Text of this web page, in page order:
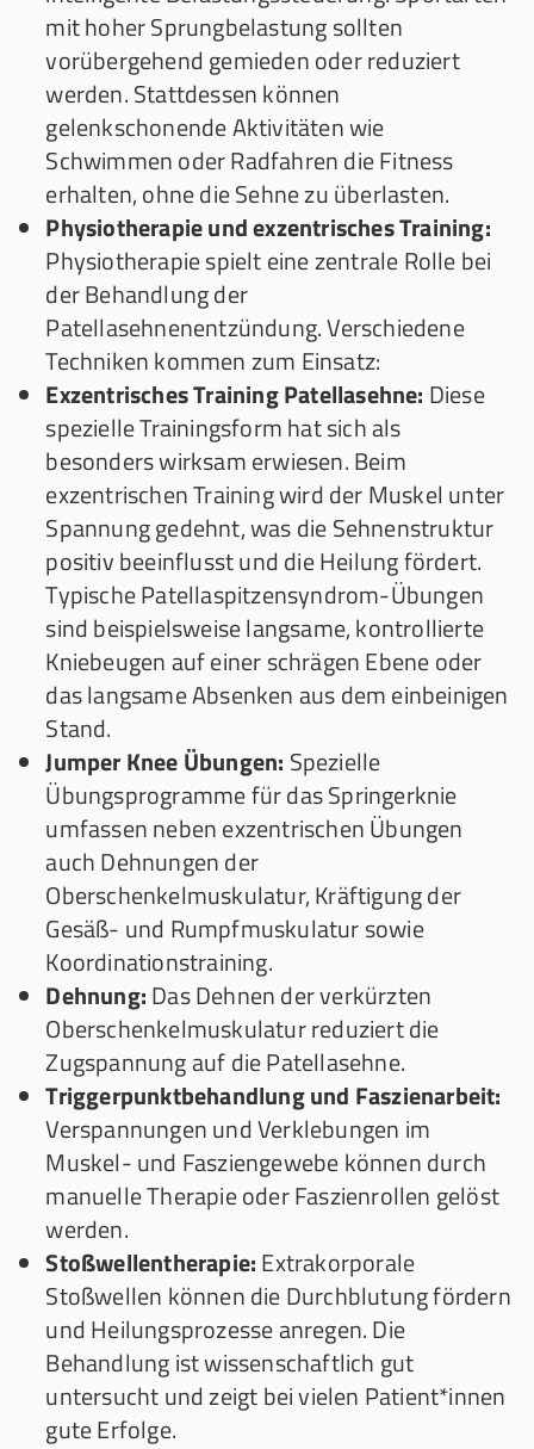
mit hoher Sprungbelastung sollten
vorübergehend gemieden oder reduziert
werden. Stattdessen können
gelenkschonende Aktivitäten wie
Schwimmen oder Radfahren die Fitness
erhalten, ohne die Sehne zu überlasten.
Physiotherapie und exzentrisches Training:
Physiotherapie spielt eine zentrale Rolle bei
der Behandlung der
Patellasehnenentzündung. Verschiedene
Techniken kommen zum Einsatz:
Exzentrisches Training Patellasehne: Diese
spezielle Trainingsform hat sich als
besonders wirksam erwiesen. Beim
exzentrischen Training wird der Muskel unter
Spannung gedehnt, was die Sehnenstruktur
positiv beeinflusst und die Heilung fördert.
Typische Patellaspitzensyndrom-Übungen
sind beispielsweise langsame, kontrollierte
Kniebeugen auf einer schrägen Ebene oder
das langsame Absenken aus dem einbeinigen
Stand.
Jumper Knee Übungen: Spezielle
Übungsprogramme für das Springerknie
umfassen neben exzentrischen Übungen
auch Dehnungen der
Oberschenkelmuskulatur, Kräftigung der
Gesäß- und Rumpfmuskulatur sowie
Koordinationstraining.
Dehnung:Das Dehnen der verkürzten
Oberschenkelmuskulatur reduziert die
Zugspannung auf die Patellasehne.
Triggerpunktbehandlung und Faszienarbeit:
Verspannungen und Verklebungen im
Muskel- und Fasziengewebe können durch
manuelle Therapie oder Faszienrollen gelöst
werden.
Stoßwellentherapie:Extrakorporale
Stoßwellen können die Durchblutung fördern
und Heilungsprozesse anregen. Die
Behandlung ist wissenschaftlich gut
untersucht und zeigt bei vielen Patient*innen
gute Erfolge.